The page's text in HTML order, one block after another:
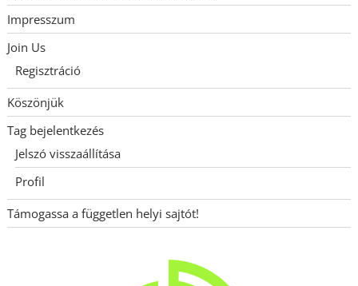
Impresszum
Join Us
Regisztráció
Köszönjük
Tag bejelentkezés
Jelszó visszaállítása
Profil
Támogassa a független helyi sajtót!